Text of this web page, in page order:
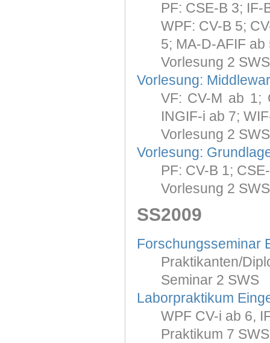
PF: CSE-B 3; IF-
WPF: CV-B 5;
5; MA-D-AFIF ab
Vorlesung 2
Vorlesung:
VF: CV-M ab 1;
INGIF-i ab 7;
Vorlesung 2
Vorlesung:
PF: CV-B 1;
Vorlesung 2
SS2009
Forschungsseminar
Praktikanten/
Seminar 2 SWS
Laborpraktikum
WPF CV-i ab 6,
Praktikum 7